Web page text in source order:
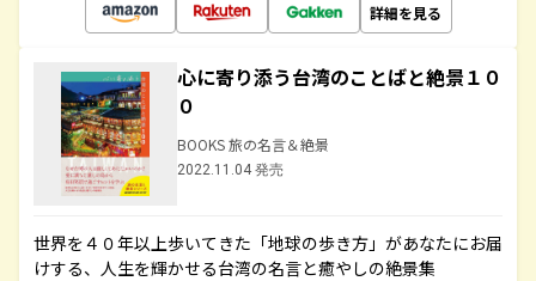
詳細を見る
心に寄り添う台湾のことばと絶景１０
０
BOOKS 旅の名言＆絶景
2022.11.04 発売
世界を４０年以上歩いてきた「地球の歩き方」があなたにお届
けする、人生を輝かせる台湾の名言と癒やしの絶景集